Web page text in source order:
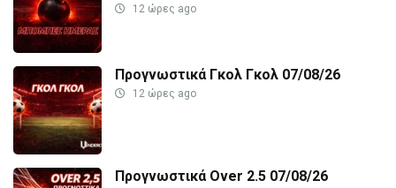
12 ώρες ago
Προγνωστικά Γκολ Γκολ 07/08/26
12 ώρες ago
Προγνωστικά Over 2.5 07/08/26